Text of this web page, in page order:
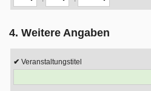
4. Weitere Angaben
Veranstaltungstitel